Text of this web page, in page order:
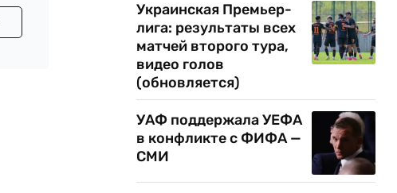
Украинская Премьер-
лига: результаты всех
матчей второго тура,
видео голов
(обновляется)
УАФ поддержала УЕФА
в конфликте с ФИФА —
СМИ